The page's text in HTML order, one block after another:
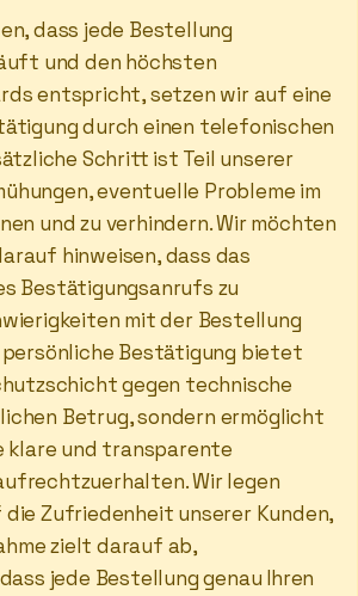
dass jede Bestellung
und den höchsten
entspricht, setzen wir auf eine
durch einen telefonischen
Schritt ist Teil unserer
eventuelle Probleme im
und zu verhindern. Wir möchten
hinweisen, dass das
Bestätigungsanrufs zu
mit der Bestellung
persönliche Bestätigung bietet
gegen technische
Betrug, sondern ermöglicht
klare und transparente
Wir legen
Zufriedenheit unserer Kunden,
zielt darauf ab,
jede Bestellung genau Ihren